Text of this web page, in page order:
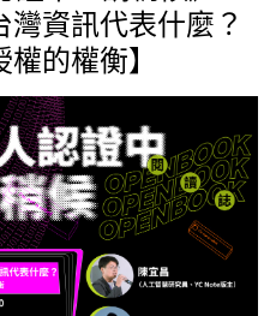
灣資訊代表什麼？
的權衡】